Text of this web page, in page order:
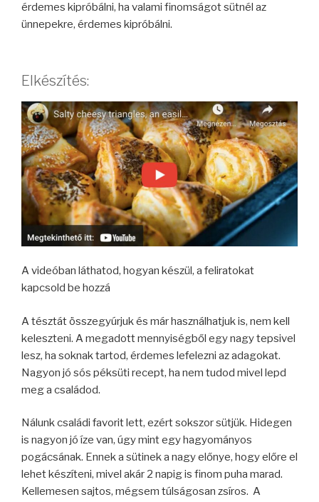
érdemes kipróbálni, ha valami finomságot sütnél az
ünnepekre, érdemes kipróbálni.
Elkészítés:
A videóban láthatod, hogyan készül, a feliratokat
kapcsold be hozzá
A tésztát összegyúrjuk és már használhatjuk is, nem kell
keleszteni. A megadott mennyiségből egy nagy tepsivel
lesz, ha soknak tartod, érdemes lefelezni az adagokat.
Nagyon jó sós péksüti recept, ha nem tudod mivel lepd
meg a családod.
Nálunk családi favorit lett, ezért sokszor sütjük. Hidegen
is nagyon jó íze van, úgy mint egy hagyományos
pogácsának. Ennek a sütinek a nagy előnye, hogy előre el
lehet készíteni, mivel akár 2 napig is finom puha marad.
Kellemesen sajtos, mégsem túlságosan zsíros. A